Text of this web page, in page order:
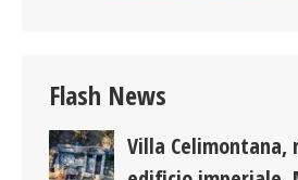
Flash News
Villa Celimontana,